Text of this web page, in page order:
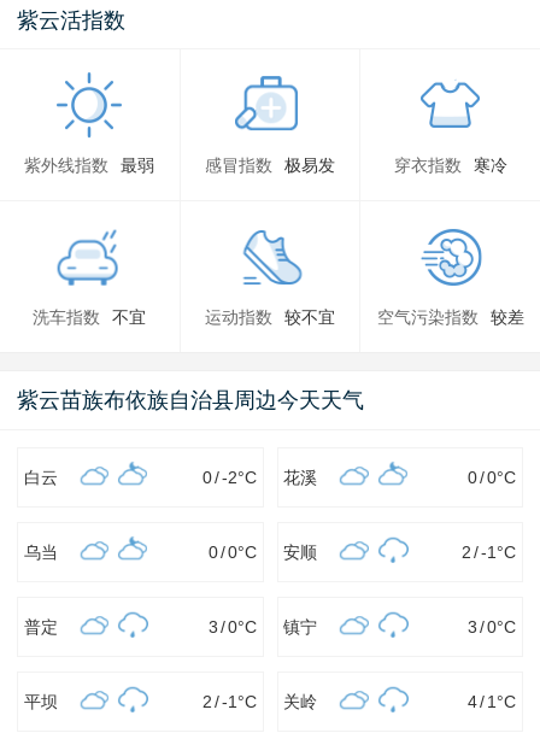
紫云活指数
紫外线指数 最弱 感冒指数 极易发 穿衣指数 寒冷
洗车指数 不宜 运动指数 较不宜 空气污染指数 较差
紫云苗族布依族自治县周边今天天气
白云 0/-2°C 花溪 0/0°C
乌当 0/0°C 安顺 2 /-1 °C
普定 3/0°C 镇宁 3 /0°C
平坝 2/-1 °C 关岭 4/1 °C